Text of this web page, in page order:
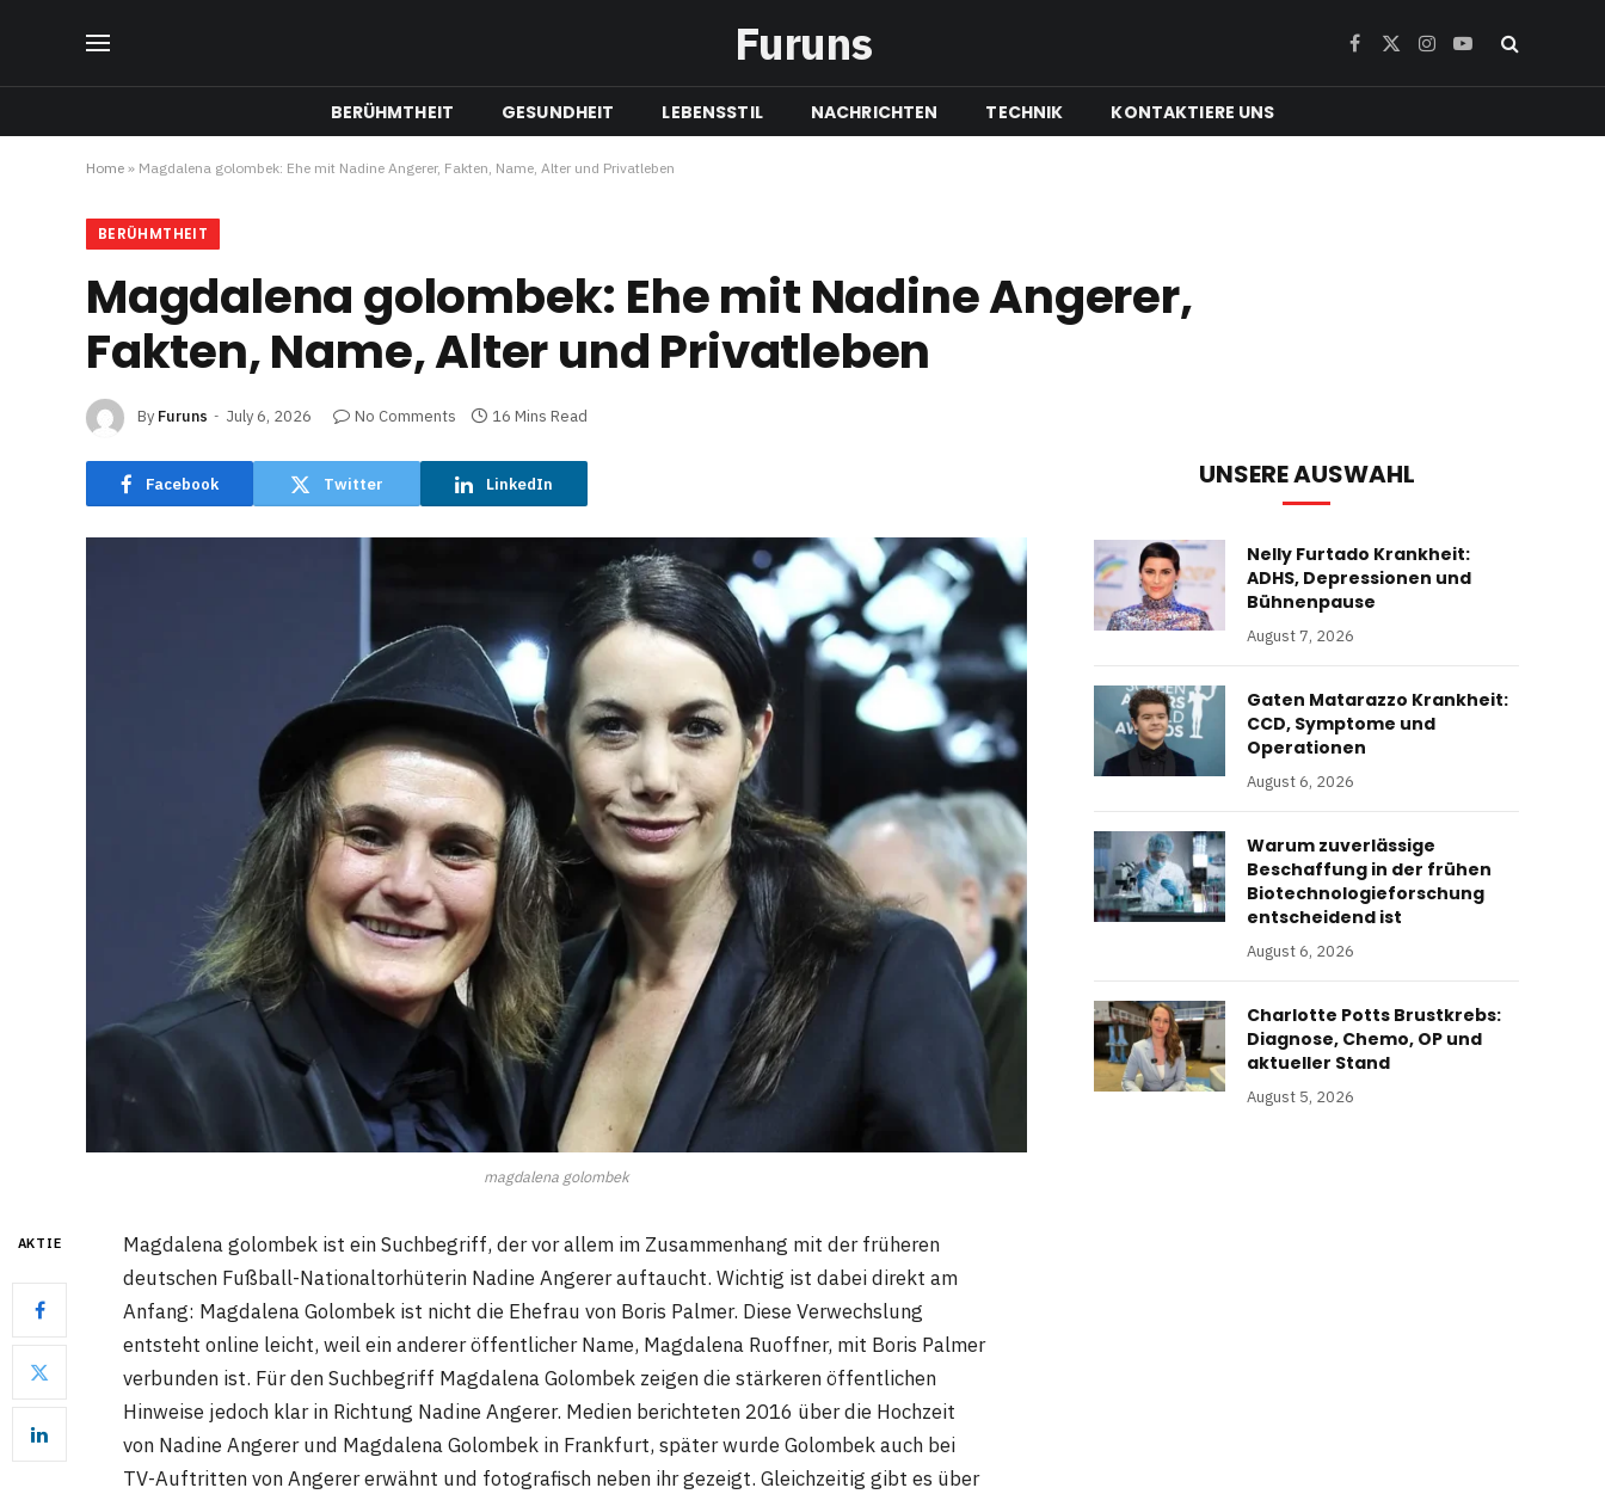
Furuns Facebook
X
Instagram
YouTube
BERÜHMTHEIT GESUNDHEIT LEBENSSTIL NACHRICHTEN TECHNIK KONTAKTIERE UNS
Home » Magdalena golombek: Ehe mit Nadine Angerer, Fakten, Name, Alter und Privatleben
BERÜHMTHEIT
Magdalena golombek: Ehe mit Nadine Angerer,
Fakten, Name, Alter und Privatleben
By Furuns July 6, 2026 No Comments 16 Mins Read
Facebook Twitter LinkedIn
magdalena golombek
AKTIE
Magdalena golombek ist ein Suchbegriff, der vor allem im Zusammenhang mit der früheren
deutschen Fußball-Nationaltorhüterin Nadine Angerer auftaucht. Wichtig ist dabei direkt am
Anfang: Magdalena Golombek ist nicht die Ehefrau von Boris Palmer. Diese Verwechslung
entsteht online leicht, weil ein anderer öffentlicher Name, Magdalena Ruoffner, mit Boris Palmer
verbunden ist. Für den Suchbegriff Magdalena Golombek zeigen die stärkeren öffentlichen
Hinweise jedoch klar in Richtung Nadine Angerer. Medien berichteten 2016 über die Hochzeit
von Nadine Angerer und Magdalena Golombek in Frankfurt, später wurde Golombek auch bei
TV-Auftritten von Angerer erwähnt und fotografisch neben ihr gezeigt. Gleichzeitig gibt es über
UNSERE AUSWAHL
Nelly Furtado Krankheit:
ADHS, Depressionen und
Bühnenpause
August 7, 2026
Gaten Matarazzo Krankheit:
CCD, Symptome und
Operationen
August 6, 2026
Warum zuverlässige
Beschaffung in der frühen
Biotechnologieforschung
entscheidend ist
August 6, 2026
Charlotte Potts Brustkrebs:
Diagnose, Chemo, OP und
aktueller Stand
August 5, 2026